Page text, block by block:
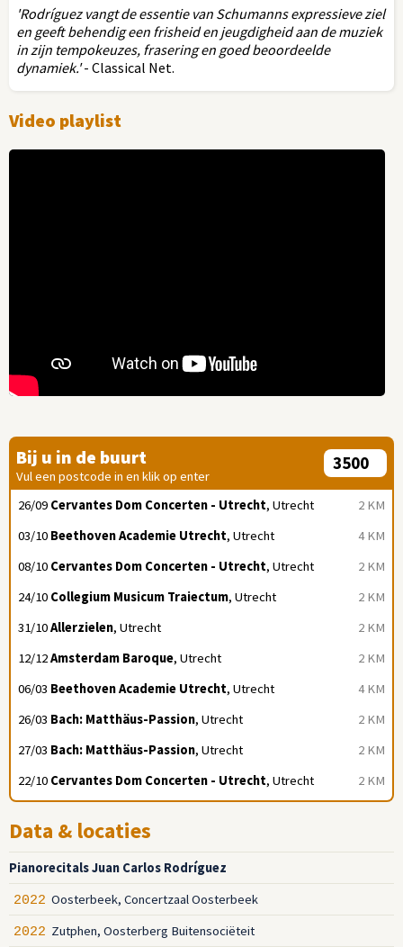
'Rodríguez vangt de essentie van Schumanns expressieve ziel
en geeft behendig een frisheid en jeugdigheid aan de muziek
in zijn tempokeuzes, frasering en goed beoordeelde
dynamiek.'- Classical Net.
Video playlist
Bij u in de buurt
Vul een postcode in en klik op enter
2 KM
26/09 Cervantes Dom Concerten - Utrecht, Utrecht
4 KM
03/10 Beethoven Academie Utrecht, Utrecht
2 KM
08/10 Cervantes Dom Concerten - Utrecht, Utrecht
2 KM
24/10 Collegium Musicum Traiectum, Utrecht
2 KM
31/10Allerzielen, Utrecht
2 KM
12/12Amsterdam Baroque, Utrecht
4 KM
06/03 Beethoven Academie Utrecht, Utrecht
2 KM
26/03 Bach: Matthäus-Passion, Utrecht
2 KM
27/03 Bach: Matthäus-Passion, Utrecht
2 KM
22/10 Cervantes Dom Concerten - Utrecht, Utrecht
Data & locaties
Pianorecitals Juan Carlos Rodríguez
2022 Oosterbeek, Concertzaal Oosterbeek
2022 Zutphen, Oosterberg Buitensociëteit